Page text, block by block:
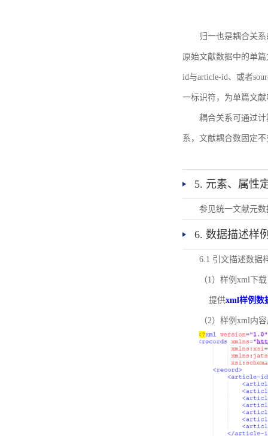
归一也是耦合关
原始文献数据中的单篇
id与article-id、或者
一标识符，为单篇文
耦合关系可通过
系，文献耦合数固定不
5. 元素、属性
参见统一文献元
6. 数据描述样
6.1 引文描述数据
（1）样例xml下载
提供xml样例数
（2）样例xml内